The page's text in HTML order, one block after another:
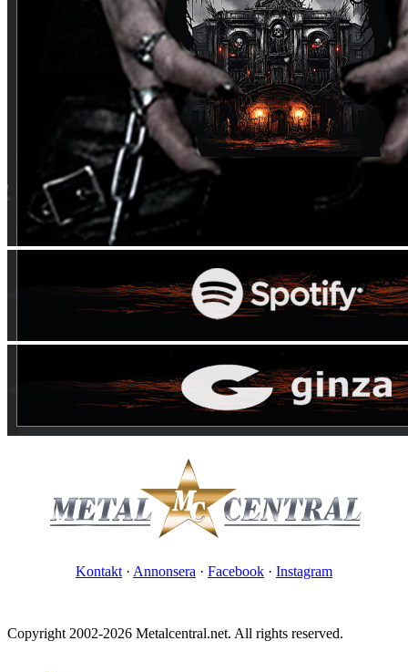
Kontakt · Annonsera · Facebook · Instagram
Copyright 2002-2026 Metalcentral.net. All rights reserved.